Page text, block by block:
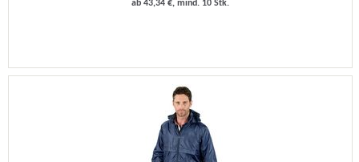
ab 43,34 €, mind. 10 Stk.